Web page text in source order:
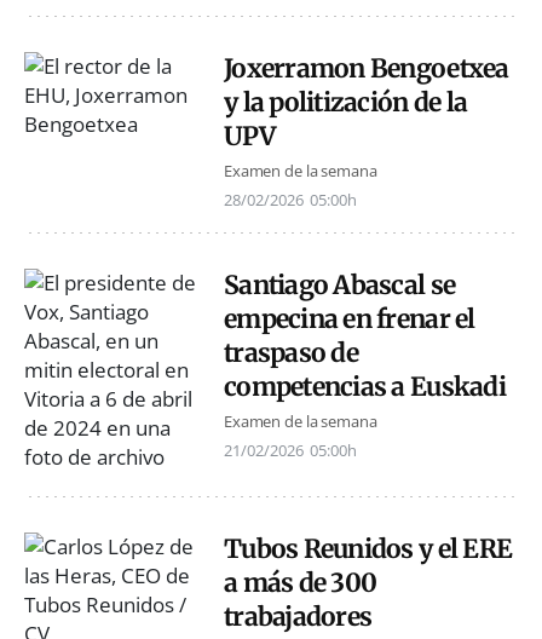
Joxerramon Bengoetxea
y la politización de la
UPV
Examen de la semana
28/02/2026 05:00h
Santiago Abascal se
empecina en frenar el
traspaso de
competencias a Euskadi
Examen de la semana
21/02/2026 05:00h
Tubos Reunidos y el ERE
a más de 300
trabajadores